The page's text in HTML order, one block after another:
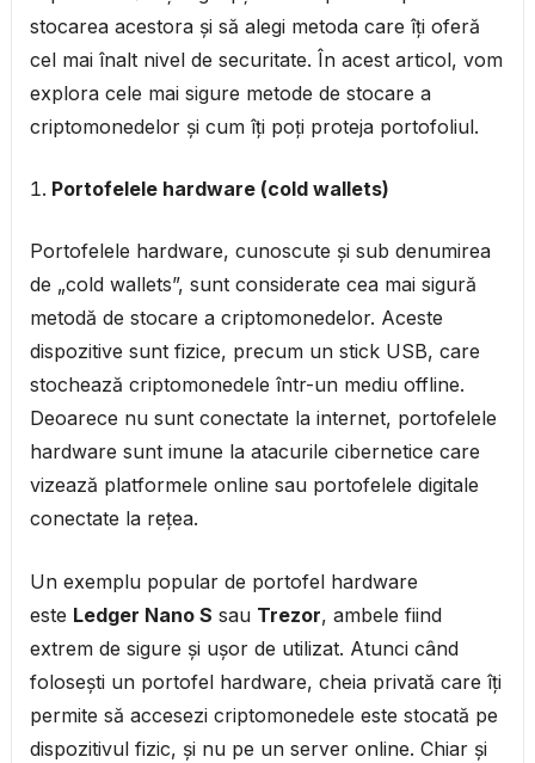
stocarea acestora și să alegi metoda care îți oferă
cel mai înalt nivel de securitate. În acest articol, vom
explora cele mai sigure metode de stocare a
criptomonedelor și cum îți poți proteja portofoliul.
Portofelele hardware (cold wallets)
Portofelele hardware, cunoscute și sub denumirea
de „cold wallets”, sunt considerate cea mai sigură
metodă de stocare a criptomonedelor. Aceste
dispozitive sunt fizice, precum un stick USB, care
stochează criptomonedele într-un mediu offline.
Deoarece nu sunt conectate la internet, portofelele
hardware sunt imune la atacurile cibernetice care
vizează platformele online sau portofelele digitale
conectate la rețea.
Un exemplu popular de portofel hardware
este Ledger Nano S sau Trezor, ambele fiind
extrem de sigure și ușor de utilizat. Atunci când
folosești un portofel hardware, cheia privată care îți
permite să accesezi criptomonedele este stocată pe
dispozitivul fizic, și nu pe un server online. Chiar și